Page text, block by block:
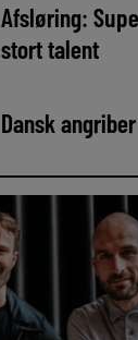
Afsløring:
stort talent
Dansk